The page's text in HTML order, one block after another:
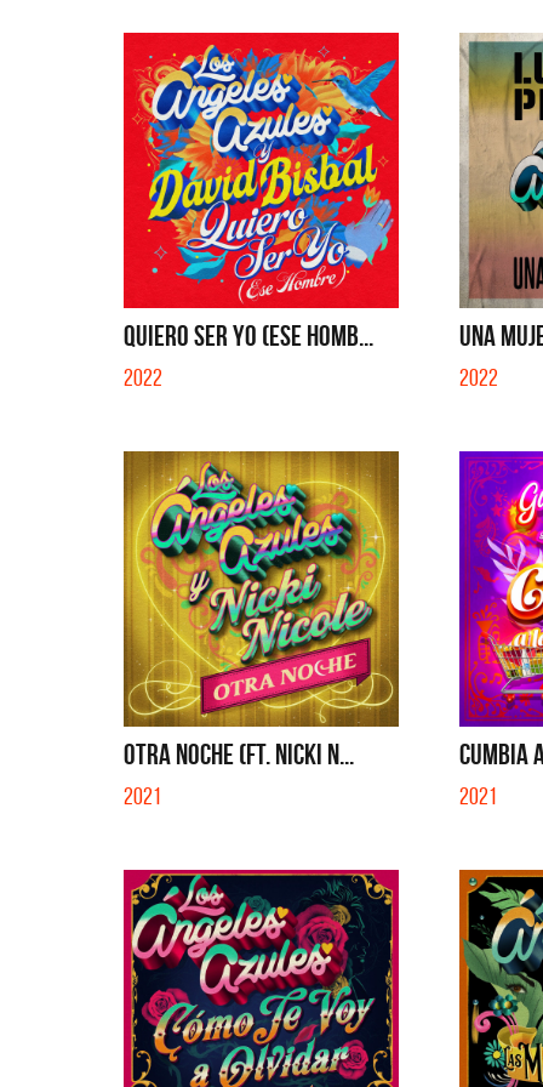
QUIERO SER YO (ESE HOMB...
2022
UNA
2022
OTRA NOCHE (FT. NICKI N...
2021
CUMBIA
2021